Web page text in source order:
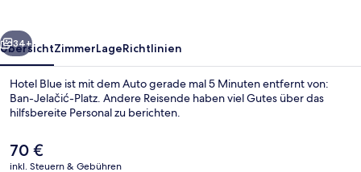
Weiter
34+
ÜbersichtZimmerLageRichtlinien
Hotel Blue ist mit dem Auto gerade mal 5 Minuten entfernt von:
Ban-Jelačić-Platz. Andere Reisende haben viel Gutes über das
hilfsbereite Personal zu berichten.
Der
aktuelle
70 €
inkl. Steuern & Gebühren